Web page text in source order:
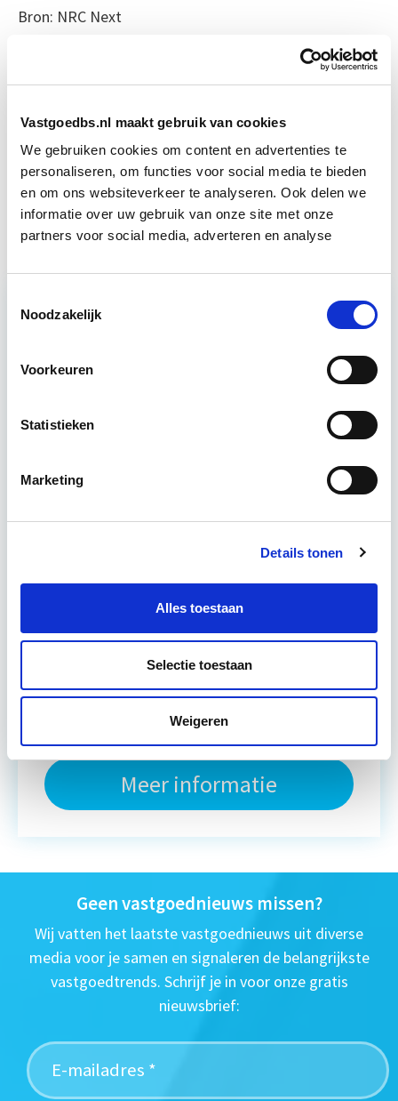
Vastgoedbs.nl maakt gebruik van cookies
We gebruiken cookies om content en advertenties te
personaliseren, om functies voor social media te bieden
en om ons websiteverkeer te analyseren. Ook delen we
informatie over uw gebruik van onze site met onze
partners voor social media, adverteren en analyse
Noodzakelijk
Voorkeuren
Statistieken
Marketing
Details tonen
Alles toestaan
Selectie toestaan
Weigeren
Bron: NRC Next
Boeiend verhaal? Duik dan eens
in deze opleidingen:
Conceptontwikkeling Start do 4 mrt
Vastgoedmarkt & Trends Start wo 30 sep
Tijdens deze opleiding leer je om integraal
verbeteren. De belangrijkste trends in vastgoed
komen voorbij, waarbij de…
4 - 8 uur per week
do 10 sep 2026 - Utrecht of Online
Meer informatie
Geen vastgoednieuws missen?
Wij vatten het laatste vastgoednieuws uit diverse
media voor je samen en signaleren de belangrijkste
vastgoedtrends. Schrijf je in voor onze gratis
nieuwsbrief: